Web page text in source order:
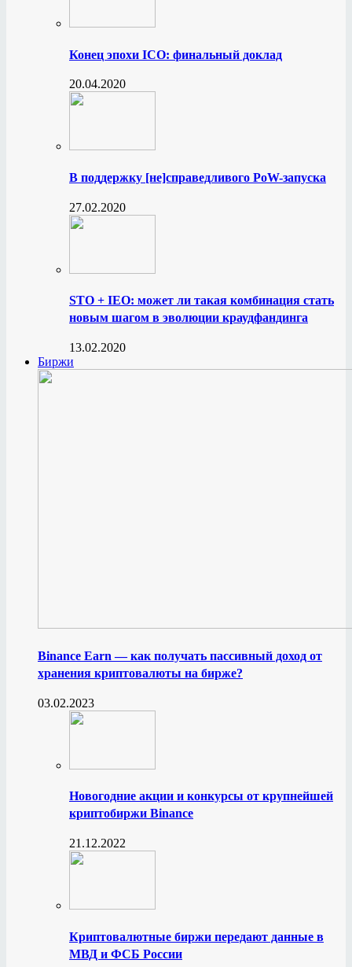
Конец эпохи ICO: финальный доклад
20.04.2020
В поддержку [не]справедливого PoW-запуска
27.02.2020
STO + IEO: может ли такая комбинация стать
новым шагом в эволюции краудфандинга
13.02.2020
Биржи
Binance Earn — как получать пассивный доход от
хранения криптовалюты на бирже?
03.02.2023
Новогодние акции и конкурсы от крупнейшей
криптобиржи Binance
21.12.2022
Криптовалютные биржи передают данные в
МВД и ФСБ России